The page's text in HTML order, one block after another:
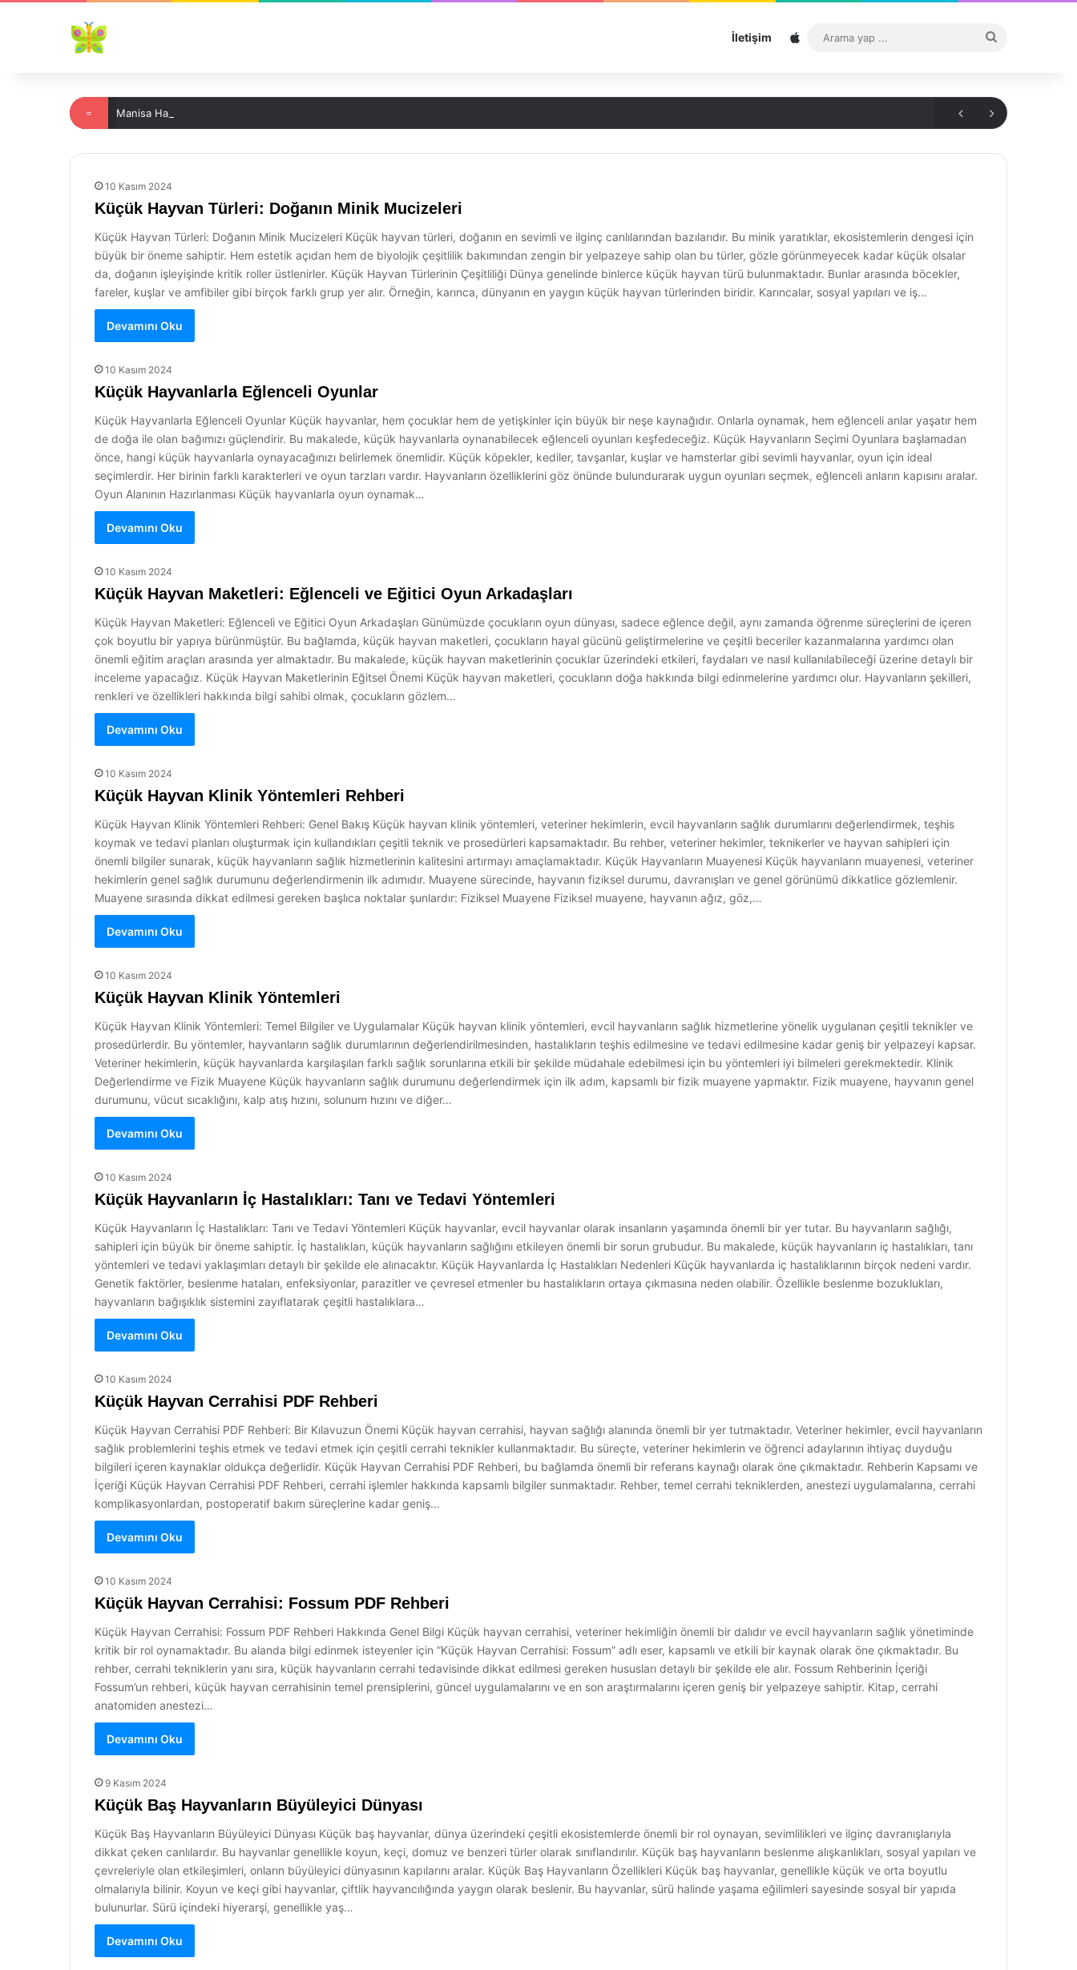
İletişim Sitemap
...
= Manisa Hayvan Pazarı Nerede Bulunur?
10 Kasım 2024
Küçük Hayvan Türleri: Doğanın Minik Mucizeleri
Küçük Hayvan Türleri: Doğanın Minik Mucizeleri Küçük hayvan türleri, doğanın en sevimli ve ilginç canlılarından bazılarıdır. Bu minik yaratıklar, ekosistemlerin dengesi için
büyük bir öneme sahiptir. Hem estetik açıdan hem de biyolojik çeşitlilik bakımından zengin bir yelpazeye sahip olan bu türler, gözle görünmeyecek kadar küçük olsalar
da, doğanın işleyişinde kritik roller üstlenirler. Küçük Hayvan Türlerinin Çeşitliliği Dünya genelinde binlerce küçük hayvan türü bulunmaktadır. Bunlar arasında böcekler,
fareler, kuşlar ve amfibiler gibi birçok farklı grup yer alır. Örneğin, karınca, dünyanın en yaygın küçük hayvan türlerinden biridir. Karıncalar, sosyal yapıları ve iş…
Devamını Oku
10 Kasım 2024
Küçük Hayvanlarla Eğlenceli Oyunlar
Küçük Hayvanlarla Eğlenceli Oyunlar Küçük hayvanlar, hem çocuklar hem de yetişkinler için büyük bir neşe kaynağıdır. Onlarla oynamak, hem eğlenceli anlar yaşatır hem
de doğa ile olan bağımızı güçlendirir. Bu makalede, küçük hayvanlarla oynanabilecek eğlenceli oyunları keşfedeceğiz. Küçük Hayvanların Seçimi Oyunlara başlamadan
önce, hangi küçük hayvanlarla oynayacağınızı belirlemek önemlidir. Küçük köpekler, kediler, tavşanlar, kuşlar ve hamsterlar gibi sevimli hayvanlar, oyun için ideal
seçimlerdir. Her birinin farklı karakterleri ve oyun tarzları vardır. Hayvanların özelliklerini göz önünde bulundurarak uygun oyunları seçmek, eğlenceli anların kapısını aralar.
Oyun Alanının Hazırlanması Küçük hayvanlarla oyun oynamak…
Devamını Oku
10 Kasım 2024
Küçük Hayvan Maketleri: Eğlenceli ve Eğitici Oyun Arkadaşları
Küçük Hayvan Maketleri: Eğlenceli ve Eğitici Oyun Arkadaşları Günümüzde çocukların oyun dünyası, sadece eğlence değil, aynı zamanda öğrenme süreçlerini de içeren
çok boyutlu bir yapıya bürünmüştür. Bu bağlamda, küçük hayvan maketleri, çocukların hayal gücünü geliştirmelerine ve çeşitli beceriler kazanmalarına yardımcı olan
önemli eğitim araçları arasında yer almaktadır. Bu makalede, küçük hayvan maketlerinin çocuklar üzerindeki etkileri, faydaları ve nasıl kullanılabileceği üzerine detaylı bir
inceleme yapacağız. Küçük Hayvan Maketlerinin Eğitsel Önemi Küçük hayvan maketleri, çocukların doğa hakkında bilgi edinmelerine yardımcı olur. Hayvanların şekilleri,
renkleri ve özellikleri hakkında bilgi sahibi olmak, çocukların gözlem…
Devamını Oku
10 Kasım 2024
Küçük Hayvan Klinik Yöntemleri Rehberi
Küçük Hayvan Klinik Yöntemleri Rehberi: Genel Bakış Küçük hayvan klinik yöntemleri, veteriner hekimlerin, evcil hayvanların sağlık durumlarını değerlendirmek, teşhis
koymak ve tedavi planları oluşturmak için kullandıkları çeşitli teknik ve prosedürleri kapsamaktadır. Bu rehber, veteriner hekimler, teknikerler ve hayvan sahipleri için
önemli bilgiler sunarak, küçük hayvanların sağlık hizmetlerinin kalitesini artırmayı amaçlamaktadır. Küçük Hayvanların Muayenesi Küçük hayvanların muayenesi, veteriner
hekimlerin genel sağlık durumunu değerlendirmenin ilk adımıdır. Muayene sürecinde, hayvanın fiziksel durumu, davranışları ve genel görünümü dikkatlice gözlemlenir.
Muayene sırasında dikkat edilmesi gereken başlıca noktalar şunlardır: Fiziksel Muayene Fiziksel muayene, hayvanın ağız, göz,…
Devamını Oku
10 Kasım 2024
Küçük Hayvan Klinik Yöntemleri
Küçük Hayvan Klinik Yöntemleri: Temel Bilgiler ve Uygulamalar Küçük hayvan klinik yöntemleri, evcil hayvanların sağlık hizmetlerine yönelik uygulanan çeşitli teknikler ve
prosedürlerdir. Bu yöntemler, hayvanların sağlık durumlarının değerlendirilmesinden, hastalıkların teşhis edilmesine ve tedavi edilmesine kadar geniş bir yelpazeyi kapsar.
Veteriner hekimlerin, küçük hayvanlarda karşılaşılan farklı sağlık sorunlarına etkili bir şekilde müdahale edebilmesi için bu yöntemleri iyi bilmeleri gerekmektedir. Klinik
Değerlendirme ve Fizik Muayene Küçük hayvanların sağlık durumunu değerlendirmek için ilk adım, kapsamlı bir fizik muayene yapmaktır. Fizik muayene, hayvanın genel
durumunu, vücut sıcaklığını, kalp atış hızını, solunum hızını ve diğer…
Devamını Oku
10 Kasım 2024
Küçük Hayvanların İç Hastalıkları: Tanı ve Tedavi Yöntemleri
Küçük Hayvanların İç Hastalıkları: Tanı ve Tedavi Yöntemleri Küçük hayvanlar, evcil hayvanlar olarak insanların yaşamında önemli bir yer tutar. Bu hayvanların sağlığı,
sahipleri için büyük bir öneme sahiptir. İç hastalıkları, küçük hayvanların sağlığını etkileyen önemli bir sorun grubudur. Bu makalede, küçük hayvanların iç hastalıkları, tanı
yöntemleri ve tedavi yaklaşımları detaylı bir şekilde ele alınacaktır. Küçük Hayvanlarda İç Hastalıkları Nedenleri Küçük hayvanlarda iç hastalıklarının birçok nedeni vardır.
Genetik faktörler, beslenme hataları, enfeksiyonlar, parazitler ve çevresel etmenler bu hastalıkların ortaya çıkmasına neden olabilir. Özellikle beslenme bozuklukları,
hayvanların bağışıklık sistemini zayıflatarak çeşitli hastalıklara…
Devamını Oku
10 Kasım 2024
Küçük Hayvan Cerrahisi PDF Rehberi
Küçük Hayvan Cerrahisi PDF Rehberi: Bir Kılavuzun Önemi Küçük hayvan cerrahisi, hayvan sağlığı alanında önemli bir yer tutmaktadır. Veteriner hekimler, evcil hayvanların
sağlık problemlerini teşhis etmek ve tedavi etmek için çeşitli cerrahi teknikler kullanmaktadır. Bu süreçte, veteriner hekimlerin ve öğrenci adaylarının ihtiyaç duyduğu
bilgileri içeren kaynaklar oldukça değerlidir. Küçük Hayvan Cerrahisi PDF Rehberi, bu bağlamda önemli bir referans kaynağı olarak öne çıkmaktadır. Rehberin Kapsamı ve
İçeriği Küçük Hayvan Cerrahisi PDF Rehberi, cerrahi işlemler hakkında kapsamlı bilgiler sunmaktadır. Rehber, temel cerrahi tekniklerden, anestezi uygulamalarına, cerrahi
komplikasyonlardan, postoperatif bakım süreçlerine kadar geniş…
Devamını Oku
10 Kasım 2024
Küçük Hayvan Cerrahisi: Fossum PDF Rehberi
Küçük Hayvan Cerrahisi: Fossum PDF Rehberi Hakkında Genel Bilgi Küçük hayvan cerrahisi, veteriner hekimliğin önemli bir dalıdır ve evcil hayvanların sağlık yönetiminde
kritik bir rol oynamaktadır. Bu alanda bilgi edinmek isteyenler için “Küçük Hayvan Cerrahisi: Fossum” adlı eser, kapsamlı ve etkili bir kaynak olarak öne çıkmaktadır. Bu
rehber, cerrahi tekniklerin yanı sıra, küçük hayvanların cerrahi tedavisinde dikkat edilmesi gereken hususları detaylı bir şekilde ele alır. Fossum Rehberinin İçeriği
Fossum’un rehberi, küçük hayvan cerrahisinin temel prensiplerini, güncel uygulamalarını ve en son araştırmalarını içeren geniş bir yelpazeye sahiptir. Kitap, cerrahi
anatomiden anestezi…
Devamını Oku
9 Kasım 2024
Küçük Baş Hayvanların Büyüleyici Dünyası
Küçük Baş Hayvanların Büyüleyici Dünyası Küçük baş hayvanlar, dünya üzerindeki çeşitli ekosistemlerde önemli bir rol oynayan, sevimlilikleri ve ilginç davranışlarıyla
dikkat çeken canlılardır. Bu hayvanlar genellikle koyun, keçi, domuz ve benzeri türler olarak sınıflandırılır. Küçük baş hayvanların beslenme alışkanlıkları, sosyal yapıları ve
çevreleriyle olan etkileşimleri, onların büyüleyici dünyasının kapılarını aralar. Küçük Baş Hayvanların Özellikleri Küçük baş hayvanlar, genellikle küçük ve orta boyutlu
olmalarıyla bilinir. Koyun ve keçi gibi hayvanlar, çiftlik hayvancılığında yaygın olarak beslenir. Bu hayvanlar, sürü halinde yaşama eğilimleri sayesinde sosyal bir yapıda
bulunurlar. Sürü içindeki hiyerarşi, genellikle yaş…
Devamını Oku